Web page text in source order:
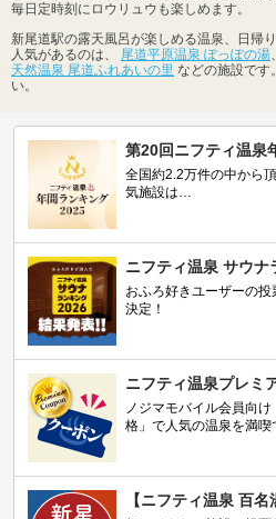
毎日定時刻にロウリュウも楽しめます。
新尾道駅の露天風呂が楽しめる温泉、日帰
人気があるのは、 尾道平原温泉 ぽっぽの湯
天然温泉 尾道ふれあいの里 などの施設です
い。
第20回ニフティ温泉
全国約2.2万件の中から
気施設は…
ニフティ温泉 サウナ
おふろ好きユーザーの
決定！
ニフティ温泉プレミ
ノジマモバイル会員向
格」で人気の温泉を満喫
【ニフティ温泉 百名